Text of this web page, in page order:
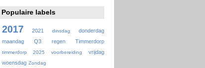
Populaire labels
2017 2021 dinsdag
donderdag
maandag
Q3 regen Timmerdorp
timmerdorp 2025 voorbereiding
vrijdag
woensdag Zondag